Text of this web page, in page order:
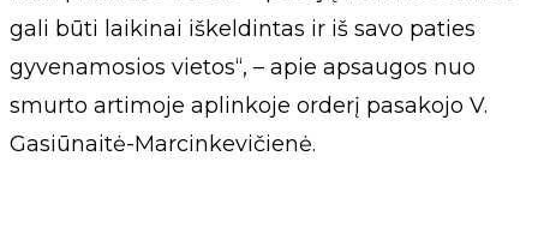
gali būti laikinai iškeldintas ir iš savo paties
gyvenamosios vietos“, – apie apsaugos nuo
smurto artimoje aplinkoje orderį pasakojo V.
Gasiūnaitė-Marcinkevičienė.